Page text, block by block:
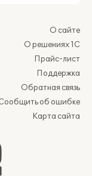
О сайте
О решениях 1С
Прайс-лист
Поддержка
Обратная связь
об ошибке
Карта сайта